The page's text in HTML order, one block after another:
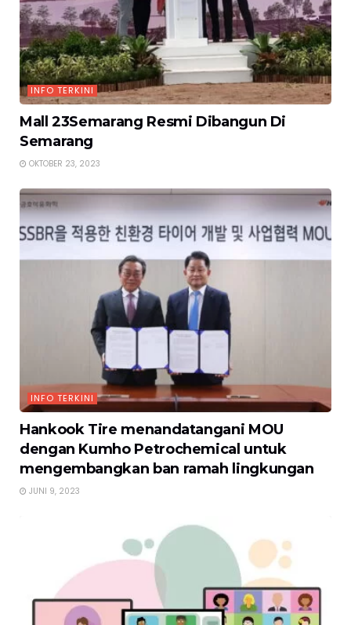
INFO TERKINI
Mall 23Semarang Resmi Dibangun Di
Semarang
OKTOBER 23, 2023
INFO TERKINI
Hankook Tire menandatangani MOU
dengan Kumho Petrochemical untuk
mengembangkan ban ramah lingkungan
JUNI 9, 2023